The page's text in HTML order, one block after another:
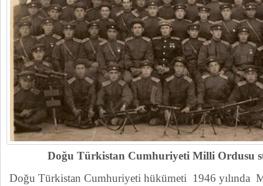
Doğu Türkistan Cumhuriyeti Milli Ordusu
Doğu Türkistan Cumhuriyeti hükümeti 1946 yılında